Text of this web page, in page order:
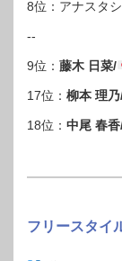
8位：アナスタ
--
9位： 藤木 日菜/
17位： 柳本 理
18位： 中尾 春
フリースタイ